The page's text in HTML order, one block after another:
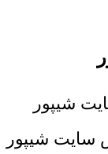
شیپور
سایت شیپور